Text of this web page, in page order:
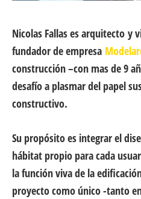
Nicolas Fallas es arquitecto y
fundador de empresa
construcción –con mas de 9
desafío a plasmar del papel
constructivo.
Su propósito es integrar el
hábitat propio para cada
la función viva de la
proyecto como único -tanto